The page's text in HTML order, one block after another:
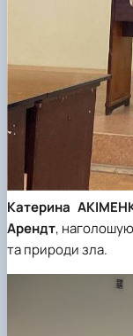
Катерина
Арендт,
та природи зла.